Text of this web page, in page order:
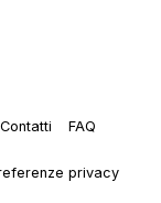
Contatti
FAQ
privacy